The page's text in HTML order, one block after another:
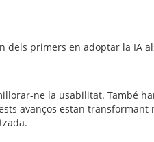
dels primers en adoptar la IA
ne la usabilitat. També
avanços estan